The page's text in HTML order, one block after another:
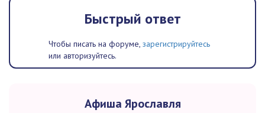
Быстрый ответ
Чтобы писать на форуме, зарегистрируйтесь
или авторизуйтесь.
Афиша Ярославля